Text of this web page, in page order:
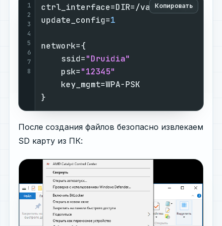
Копировать
1
2
3
4
5
6
7
8
ctrl_interface=DIR=/var/run/
update_config=1
network={
    ssid=
"Druidia"
    psk=
"12345"
    key_mgmt=WPA-PSK
}
После создания файлов безопасно извлекаем
SD карту из ПК: